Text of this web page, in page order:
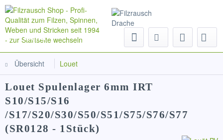
Menü
Übersicht Louet
Louet Spulenlager 6mm IRT
S10/S15/S16
/S17/S20/S30/S50/S51/S75/S76/S77
(SR0128 - 1Stück)